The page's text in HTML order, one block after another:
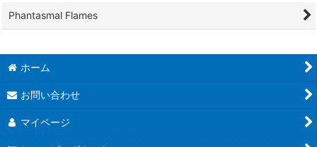
Phantasmal Flames
ホーム
お問い合わせ
マイページ